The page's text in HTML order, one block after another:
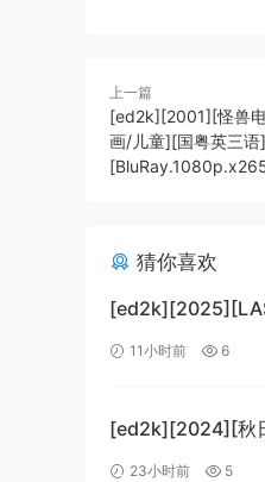
上一篇
[ed2k][2001][怪兽
画/儿童][国粤英三
猜你喜欢
情][中文字幕
11小时前 6
[ed2k][2024][秋
科][剧情][中文字
23小时前 5